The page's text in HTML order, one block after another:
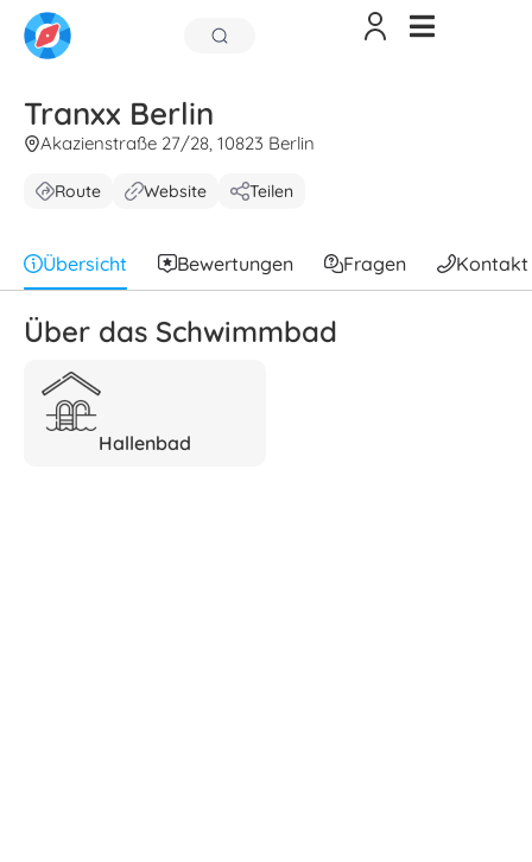
Tranxx Berlin
Akazienstraße 27/28, 10823 Berlin
Route Website Teilen
Übersicht Bewertungen Fragen Kontakt
Über das Schwimmbad
Hallenbad